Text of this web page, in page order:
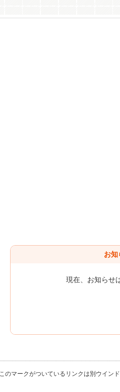
お知
現在、お知らせ
このマークがついているリンクは別ウイン